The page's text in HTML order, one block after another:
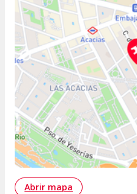
Abrir mapa